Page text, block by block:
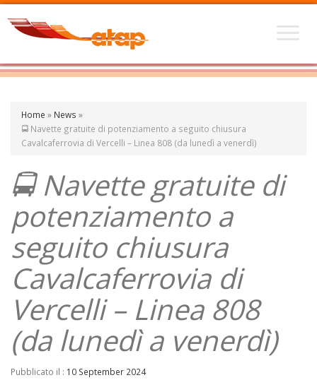
Home » News »
🚍 Navette gratuite di potenziamento a seguito chiusura
Cavalcaferrovia di Vercelli – Linea 808 (da lunedì a venerdì)
🚍 Navette gratuite di
potenziamento a
seguito chiusura
Cavalcaferrovia di
Vercelli – Linea 808
(da lunedì a venerdì)
Pubblicato il : 10 September 2024